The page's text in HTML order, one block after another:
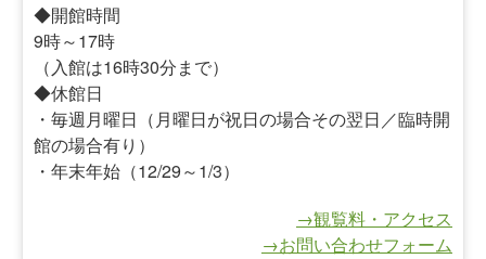
◆開館時間
9時～17時
（入館は16時30分まで）
◆休館日
・毎週月曜日（月曜日が祝日の場合その翌日／臨時開
館の場合有り）
・年末年始（12/29～1/3）
→観覧料・アクセス
→お問い合わせフォーム